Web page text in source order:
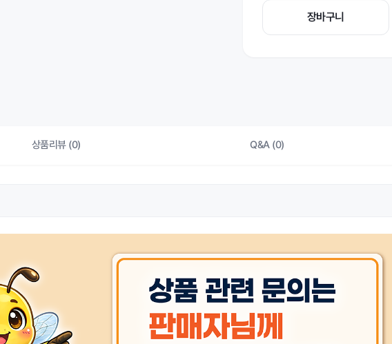
장바구니
상품리뷰 (0) Q&A (0)
허가 관련 상품 상세설명 참조
주문후 예상 배송기간 상품 상세설명 참조